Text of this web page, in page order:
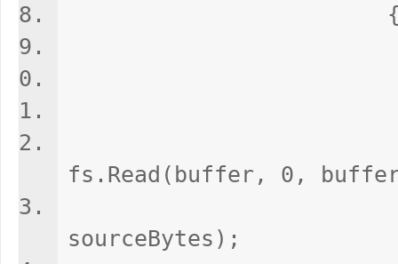
fs.Read(buffer, 0,
sourceBytes);